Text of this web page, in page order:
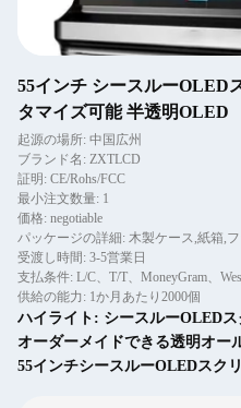
55インチ シースルーOLED
タマイズ可能 半透明OLED
起源の場所: 中国広州
ブランド名: ZXTLCD
証明: CE/Rohs/FCC
最小注文数量: 1
価格: negotiable
パッケージの詳細: 木製ケース,紙箱,
受渡し時間: 3-5営業日
支払条件: L/C、T/T、MoneyGram、
供給の能力: 1か月あたり2000個
ハイライト: シースルーOLEDス
オーダーメイドできる透明オー
55インチシースルーOLEDスク